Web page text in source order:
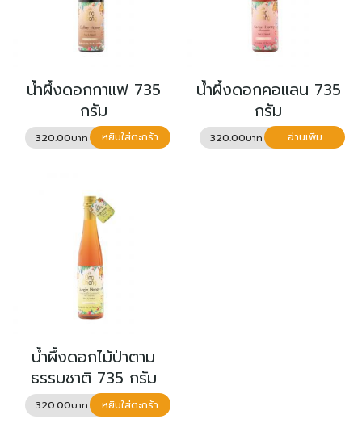
English
中文 (中国)
ค้นหา
สำหรับ:
น้ำผึ้งดอกกาแฟ 735
กรัม
320.00 หยิบใส่ตะกร้า
น้ำผึ้งดอกคอแลน 735
กรัม
320.00 อ่านเพิ่ม
น้ำผึ้งดอกไม้ป่าตาม
ธรรมชาติ 735 กรัม
320.00 หยิบใส่ตะกร้า